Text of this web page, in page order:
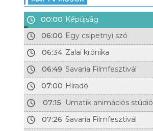
00:00 Képújság
06:00 Egy csipetnyi szó
06:34 Zalai krónika
06:49 Savaria Filmfesztivál
07:00 Híradó
07:15
Umatik animációs stúdió
07:26 Savaria Filmfesztivál